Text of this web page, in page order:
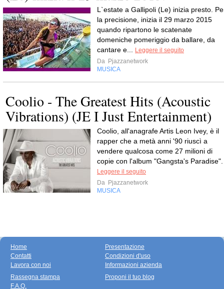
L`estate a Gallipoli (Le) inizia presto.
la precisione, inizia il 29 marzo 2015
quando ripartono le scatenate
domeniche pomeriggio da ballare, da
cantare e...
Leggere il seguito
Da Pjazzanetwork
MUSICA
Coolio - The Greatest Hits (Acoustic
Vibrations) (JE I Just Entertainment)
Coolio, all'anagrafe Artis Leon Ivey, è il
rapper che a metà anni '90 riuscì a
vendere qualcosa come 27 milioni di
copie con l'album "Gangsta's Paradise".
Leggere il seguito
Da Pjazzanetwork
MUSICA
Home
Contatti
Lavora con noi
Presentazione
Condizioni d'uso
Informazioni azienda
Rassegna stampa
F.A.Q.
Proponi il tuo blog